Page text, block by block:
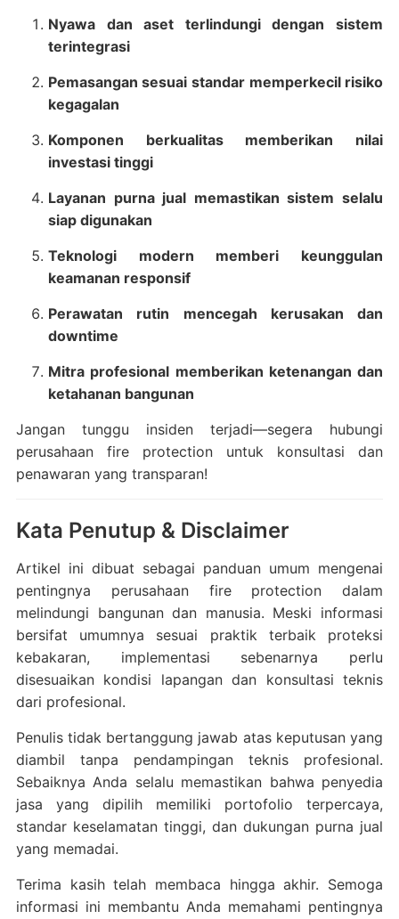
Nyawa dan aset terlindungi dengan sistem
terintegrasi
Pemasangan sesuai standar memperkecil risiko
kegagalan
Komponen berkualitas memberikan nilai
investasi tinggi
Layanan purna jual memastikan sistem selalu
siap digunakan
Teknologi modern memberi keunggulan
keamanan responsif
Perawatan rutin mencegah kerusakan dan
downtime
Mitra profesional memberikan ketenangan dan
ketahanan bangunan
Jangan tunggu insiden terjadi—segera hubungi
perusahaan fire protection untuk konsultasi dan
penawaran yang transparan!
Kata Penutup & Disclaimer
Artikel ini dibuat sebagai panduan umum mengenai
pentingnya perusahaan fire protection dalam
melindungi bangunan dan manusia. Meski informasi
bersifat umumnya sesuai praktik terbaik proteksi
kebakaran, implementasi sebenarnya perlu
disesuaikan kondisi lapangan dan konsultasi teknis
dari profesional.
Penulis tidak bertanggung jawab atas keputusan yang
diambil tanpa pendampingan teknis profesional.
Sebaiknya Anda selalu memastikan bahwa penyedia
jasa yang dipilih memiliki portofolio terpercaya,
standar keselamatan tinggi, dan dukungan purna jual
yang memadai.
Terima kasih telah membaca hingga akhir. Semoga
informasi ini membantu Anda memahami pentingnya